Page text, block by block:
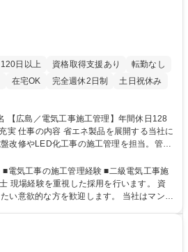
日以上 資格取得支援あり
転勤なし
在宅OK 完全週休2日制
土日祝休み
る当社に
改修やLED化工事の施工管理を担当。管理
の工程・安全管理から下請け指導まで担い
務です《詳細》■工程管
工事会社への指導■管理員様、居住者様と
】案件は1～2日で完結するものが多く、
電気工事の施工管理経験 ■二級電気工事施
現場経験を重視した採用を行います。 資
的な方を歓迎します。 当社はマンシ
りがいがあります。また、社員のWLBを重
する体制づくりに注力しています。資格手